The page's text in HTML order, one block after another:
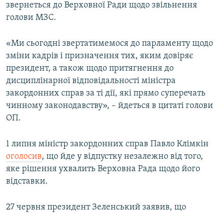
звернеться до Верховної Ради щодо звільнення
голови МЗС.
«Ми сьогодні звертатимемося до парламенту щодо
зміни кадрів і призначення тих, яким довіряє
президент, а також щодо притягнення до
дисциплінарної відповідальності міністра
закордонних справ за ті дії, які прямо суперечать
чинному законодавству», – йдеться в цитаті голови
ОП.
1 липня міністр закордонних справ Павло Клімкін
оголосив, що йде у відпустку незалежно від того,
яке рішення ухвалить Верховна Рада щодо його
відставки.
27 червня президент Зеленський заявив, що